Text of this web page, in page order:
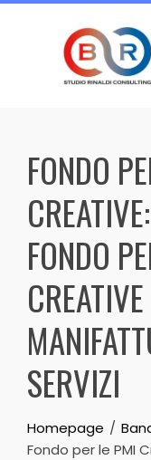
Skip
FONDO
FONDO
SERVIZI
Homepage
Fondo per le PMI